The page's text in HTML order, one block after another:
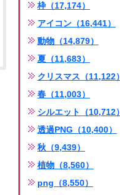
枠（17,174）
アイコン（16,441）
動物（14,879）
夏（11,683）
クリスマス（11,122）
春（11,003）
シルエット（10,712）
透過PNG（10,400）
秋（9,439）
植物（8,560）
png（8,550）